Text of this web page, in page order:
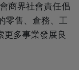
商界社會責任倡
零售、倉務、工
更多事業發展良